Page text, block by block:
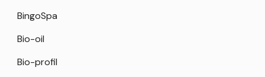
BingoSpa
Bio-oil
Bio-profil